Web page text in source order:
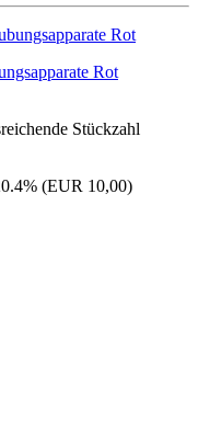
Rot
Stückzahl
(EUR 10,00)